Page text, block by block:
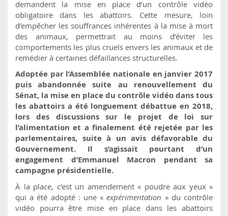
demandent la mise en place d’un contrôle vidéo
obligatoire dans les abattoirs. Cette mesure, loin
d’empêcher les souffrances inhérentes à la mise à mort
des animaux, permettrait au moins d’éviter les
comportements les plus cruels envers les animaux et de
remédier à certaines défaillances structurelles.
Adoptée par l’Assemblée nationale en janvier 2017
puis abandonnée suite au renouvellement du
Sénat, la mise en place du contrôle vidéo dans tous
les abattoirs a été longuement débattue en 2018,
lors des discussions sur le projet de loi sur
l’alimentation et a finalement été rejetée par les
parlementaires, suite à un avis défavorable du
Gouvernement. Il s’agissait pourtant d’un
engagement d’Emmanuel Macron pendant sa
campagne présidentielle.
À la place, c’est un amendement « poudre aux yeux »
qui a été adopté : une «expérimentation » du contrôle
vidéo pourra être mise en place dans les abattoirs